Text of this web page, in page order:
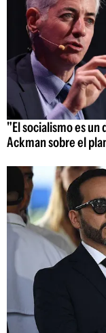
"El socialismo es
Ackman sobre el